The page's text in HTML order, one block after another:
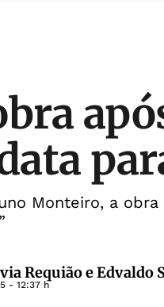
Monteiro, a
Requião e Edvaldo
- 12:37 h